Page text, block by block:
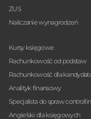
ZUS
Naliczanie wynagrodzeń
Kursy księgowe
Rachunkowość od podstaw
Rachunkowość dla
Analityk finansowy
Specjalista do spraw
Angielski dla księgowych